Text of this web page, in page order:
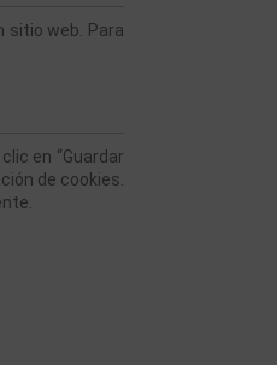
sitio web. Para
en “Guardar
de cookies.